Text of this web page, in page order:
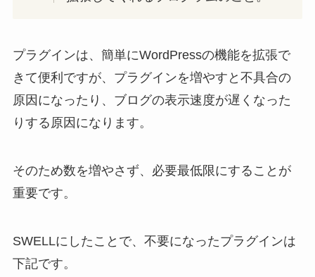
プラグインは、簡単にWordPressの機能を拡張で
きて便利ですが、プラグインを増やすと不具合の
原因になったり、ブログの表示速度が遅くなった
りする原因になります。
そのため数を増やさず、必要最低限にすることが
重要です。
SWELLにしたことで、不要になったプラグインは
下記です。